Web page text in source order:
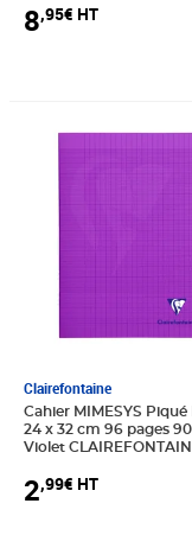
8,95€ HT
Clairefontaine
Cahier MIMESYS
24 x 32 cm 96 pages
Violet
2,99€ HT
Prix 2,99€ HT